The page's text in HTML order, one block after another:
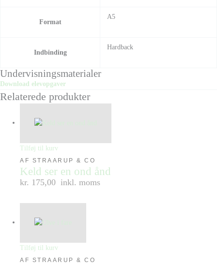
Format
A5
Indbinding
Hardback
Undervisningsmaterialer
Download elevopgaver
Relaterede produkter
Tilføj til kurv
AF STRAARUP & CO
Keld ser en ond ånd
kr. 175,00 inkl. moms
Tilføj til kurv
AF STRAARUP & CO